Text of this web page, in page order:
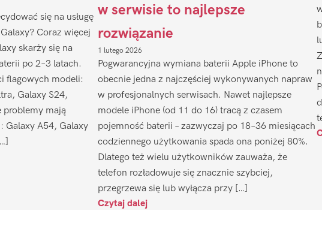
się na usługę
Coraz więcej
skarży się na
po 2–3 latach.
flagowych modeli:
Galaxy S24,
problemy mają
Galaxy A54, Galaxy
w serwisie to najlepsze
rozwiązanie
1 lutego 2026
Pogwarancyjna wymiana baterii Apple iPhone to
obecnie jedna z najczęściej wykonywanych napraw
w profesjonalnych serwisach. Nawet najlepsze
modele iPhone (od 11 do 16) tracą z czasem
pojemność baterii – zazwyczaj po 18–36 miesiącach
codziennego użytkowania spada ona poniżej 80%.
Dlatego też wielu użytkowników zauważa, że
telefon rozładowuje się znacznie szybciej,
przegrzewa się lub wyłącza przy […]
Czytaj dalej